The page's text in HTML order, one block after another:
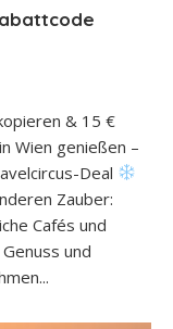
& 15 €
Wien genießen –
Deal
Zauber:
Cafés und
und